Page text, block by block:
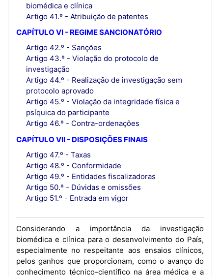
biomédica e clínica
Artigo 41.º - Atribuição de patentes
CAPÍTULO VI - REGIME SANCIONATÓRIO
Artigo 42.º - Sanções
Artigo 43.º - Violação do protocolo de
investigação
Artigo 44.º - Realização de investigação sem
protocolo aprovado
Artigo 45.º - Violação da integridade física e
psíquica do participante
Artigo 46.º - Contra-ordenações
CAPÍTULO VII - DISPOSIÇÕES FINAIS
Artigo 47.º - Taxas
Artigo 48.º - Conformidade
Artigo 49.º - Entidades fiscalizadoras
Artigo 50.º - Dúvidas e omissões
Artigo 51.º - Entrada em vigor
Considerando a importância da investigação
biomédica e clínica para o desenvolvimento do País,
especialmente no respeitante aos ensaios clínicos,
pelos ganhos que proporcionam, como o avanço do
conhecimento técnico-científico na área médica e a